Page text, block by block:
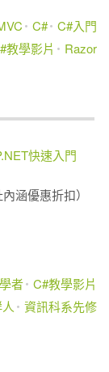
C# C#入門
教學影片 Razor
快速入門
涵優惠折扣）
者 C#教學影片
資訊科系先修